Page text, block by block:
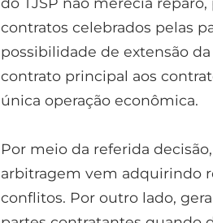
contratos celebrados pelas
possibilidade de extensão
contrato principal aos
única operação econômica.
Por meio da referida
arbitragem vem adquirindo
conflitos. Por outro lado,